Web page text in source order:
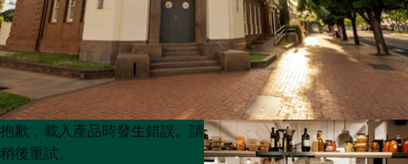
Product
List
Product
List
抱歉，載入產品時發生錯誤。請
稍後重試。